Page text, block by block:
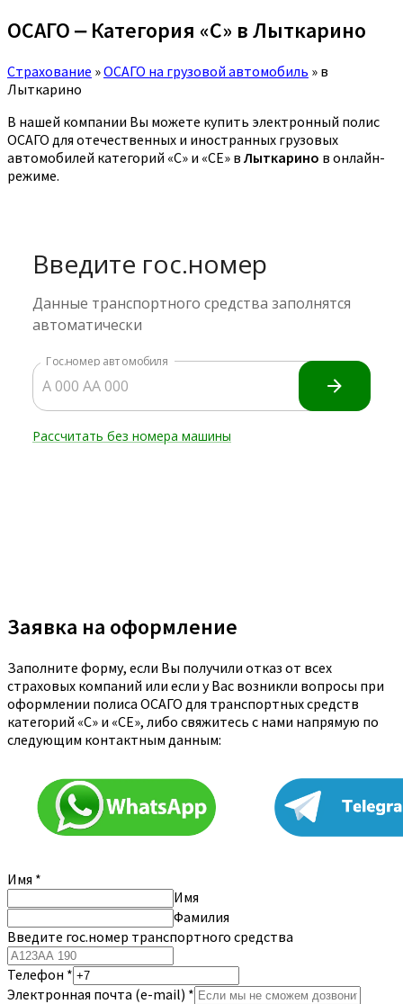
ОСАГО ‒ Категория «C» в Лыткарино
Страхование »ОСАГО на грузовой автомобиль » в
Лыткарино
В нашей компании Вы можете купить электронный полис
ОСАГО для отечественных и иностранных грузовых
автомобилей категорий «C» и «CE» в Лыткарино в онлайн-
режиме.
Заявка на оформление
Заполните форму, если Вы получили отказ от всех
страховых компаний или если у Вас возникли вопросы при
оформлении полиса ОСАГО для транспортных средств
категорий «C» и «CE», либо свяжитесь с нами напрямую по
следующим контактным данным:
Имя *
Имя
Фамилия
Введите гос.номер транспортного средства
Телефон *
Электронная почта (e-mail) *